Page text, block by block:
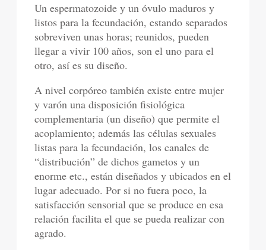
Un espermatozoide y un óvulo maduros y
listos para la fecundación, estando separados
sobreviven unas horas; reunidos, pueden
llegar a vivir 100 años, son el uno para el
otro, así es su diseño.
A nivel corpóreo también existe entre mujer
y varón una disposición fisiológica
complementaria (un diseño) que permite el
acoplamiento; además las células sexuales
listas para la fecundación, los canales de
“distribución” de dichos gametos y un
enorme etc., están diseñados y ubicados en el
lugar adecuado. Por si no fuera poco, la
satisfacción sensorial que se produce en esa
relación facilita el que se pueda realizar con
agrado.